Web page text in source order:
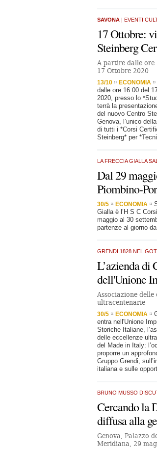
SAVONA | EVENTI
17 Ottobre:
Steinberg
A partire dalle ore
17 Ottobre 2020
13/10 ECONOMIA
dalle ore 16.00 del
2020, presso lo
terrà la
del nuovo Centro
Genova, l’unico
di tutti i *Corsi
Steinberg* per
LA FRECCIA GIALLA
Dal 29
Piombino-
30/5 ECONOMIA
Gialla è l’H S C
maggio al 30
partenze al giorno
GRENDI 1828 NEL
L’azienda di
dell'Unione
Associazione delle
ultracentenarie
30/5 ECONOMIA
entra nell'Unione
Storiche Italiane,
delle eccellenze
del Made in Italy:
proporre un
Gruppo Grendi,
italiana e sulle
BRUNO MUSSO
Cercando la
diffusa alla
Genova, Palazzo
Meridiana, 29